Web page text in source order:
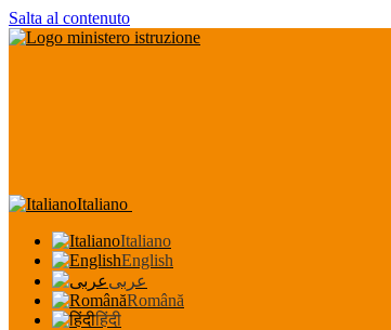
Salta al contenuto
Italiano
Italiano
English
عربى
Română
हिंदी